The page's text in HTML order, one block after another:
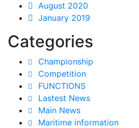
August 2020
January 2019
Categories
Championship
Competition
FUNCTIONS
Lastest News
Main News
Maritime information